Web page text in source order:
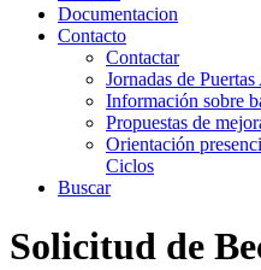
Documentacion
Contacto
Contactar
Jornadas de
Información sobre
Propuestas de
Orientación
Ciclos
Buscar
Solicitud de